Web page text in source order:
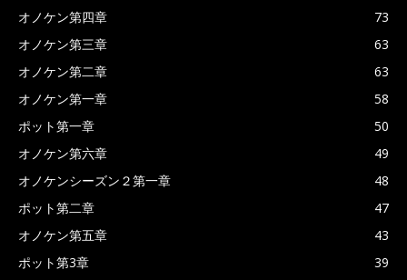
オノケン第四章
73
オノケン第三章
63
オノケン第二章
63
オノケン第一章
58
ポット第一章
50
オノケン第六章
49
オノケンシーズン２第一章
48
ポット第二章
47
オノケン第五章
43
ポット第3章
39